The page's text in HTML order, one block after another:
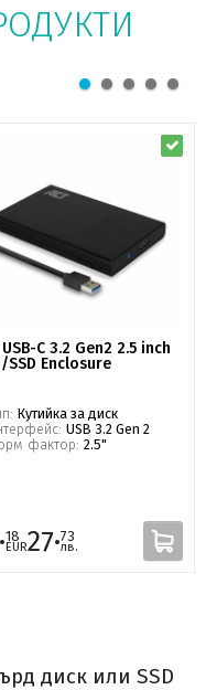
USB-C 3.2 Gen2 2.5 inch
SSD Enclosure
Кутийка за диск
USB 3.2 Gen 2
фактор: 2.5"
18
EUR27·73
лв.
диск или SSD